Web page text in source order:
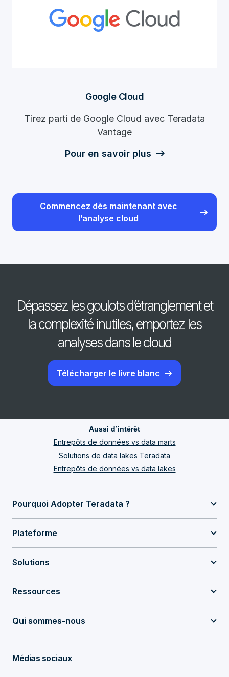
Google Cloud
Tirez parti de Google Cloud avec Teradata
Vantage
Pour en savoir plus
Commencez dès maintenant avec
l’analyse cloud
Dépassez les goulots d’étranglement et
la complexité inutiles, emportez les
analyses dans le cloud
Télécharger le livre blanc
Aussi d’intérêt
Entrepôts de données vs data marts
Solutions de data lakes Teradata
Entrepôts de données vs data lakes
Pourquoi Adopter Teradata ?
Plateforme
Solutions
Ressources
Qui sommes-nous
Médias sociaux